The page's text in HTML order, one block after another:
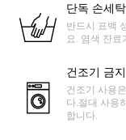
단독 손세탁
반드시 표백
요. 염색 잔
건조기 금지
건조기 사용
다.절대 사용
합니다.